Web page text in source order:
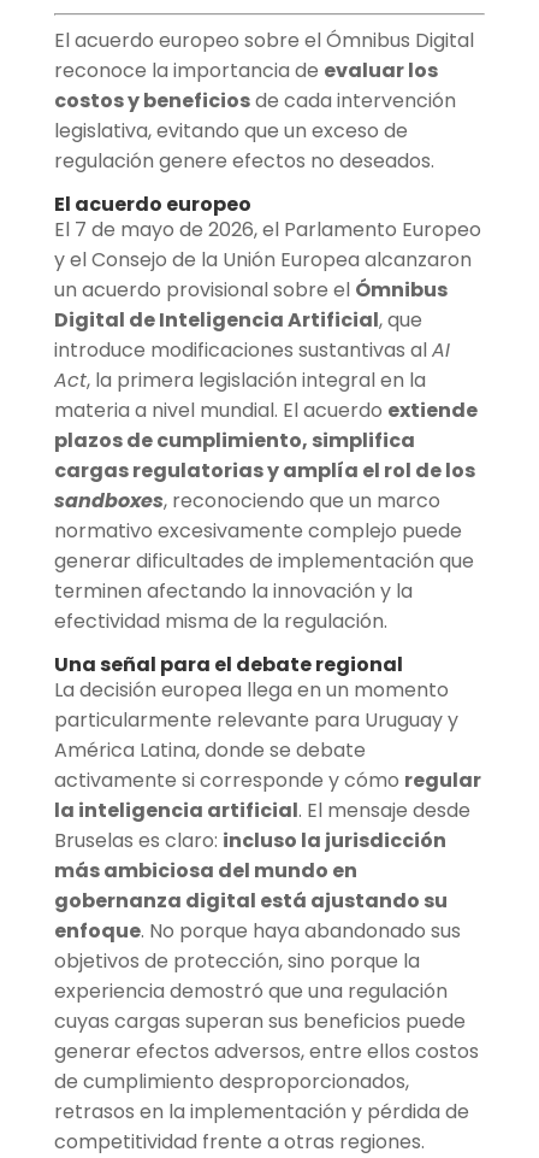
El acuerdo europeo sobre el Ómnibus Digital
reconoce la importancia de evaluar los
costos y beneficiosde cada intervención
legislativa, evitando que un exceso de
regulación genere efectos no deseados.
El acuerdo europeo
El 7 de mayo de 2026, el Parlamento Europeo
y el Consejo de la Unión Europea alcanzaron
un acuerdo provisional sobre el Ómnibus
Digital de Inteligencia Artificial, que
introduce modificaciones sustantivas alAI
Act, la primera legislación integral en la
materia a nivel mundial. El acuerdo extiende
plazos de cumplimiento, simplifica
cargas regulatorias y amplía el rol de los
sandboxes, reconociendo que un marco
normativo excesivamente complejo puede
generar dificultades de implementación que
terminen afectando la innovación y la
efectividad misma de la regulación.
Una señal para el debate regional
La decisión europea llega en un momento
particularmente relevante para Uruguay y
América Latina, donde se debate
activamente si corresponde y cómo regular
la inteligencia artificial. El mensaje desde
Bruselas es claro: incluso la jurisdicción
más ambiciosa del mundo en
gobernanza digital está ajustando su
enfoque. No porque haya abandonado sus
objetivos de protección, sino porque la
experiencia demostró que una regulación
cuyas cargas superan sus beneficios puede
generar efectos adversos, entre ellos costos
de cumplimiento desproporcionados,
retrasos en la implementación y pérdida de
competitividad frente a otras regiones.